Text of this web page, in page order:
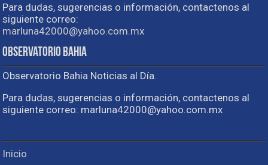
Para dudas, sugerencias o información, contactenos al
siguiente correo:
marluna42000@yahoo.com.mx
Observatorio Bahia
Observatorio Bahia Noticias al Día.
Para dudas, sugerencias o información, contactenos al
siguiente correo: marluna42000@yahoo.com.mx
Inicio